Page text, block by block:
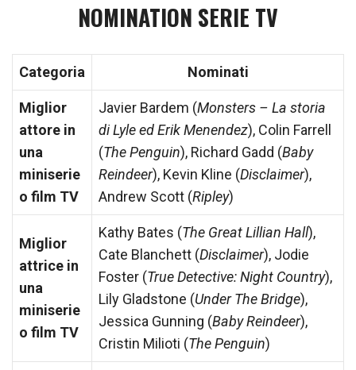
NOMINATION SERIE TV
Categoria Nominati
Miglior
attore in
una
miniserie
o film TV
Javier Bardem (Monsters – La storia
di Lyle ed Erik Menendez), Colin Farrell
(The Penguin), Richard Gadd (Baby
Reindeer), Kevin Kline (Disclaimer),
Andrew Scott (Ripley)
Miglior
attrice in
una
miniserie
o film TV
Kathy Bates (The Great Lillian Hall),
Cate Blanchett (Disclaimer), Jodie
Foster (True Detective: Night Country),
Lily Gladstone (Under The Bridge),
Jessica Gunning (Baby Reindeer),
Cristin Milioti (The Penguin)